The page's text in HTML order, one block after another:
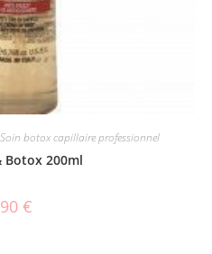
Soin botox capillaire professionnel
Botox 200ml
€